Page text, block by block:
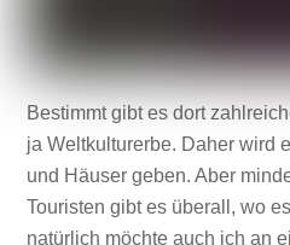
Bestimmt gibt es dort
ja Weltkulturerbe. Daher wird
und Häuser geben. Aber
Touristen gibt es überall, wo
natürlich möchte auch ich an